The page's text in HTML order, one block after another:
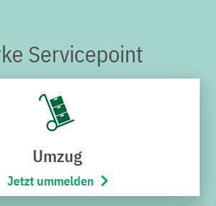
Servicepoint
Umzug
Jetzt ummelden